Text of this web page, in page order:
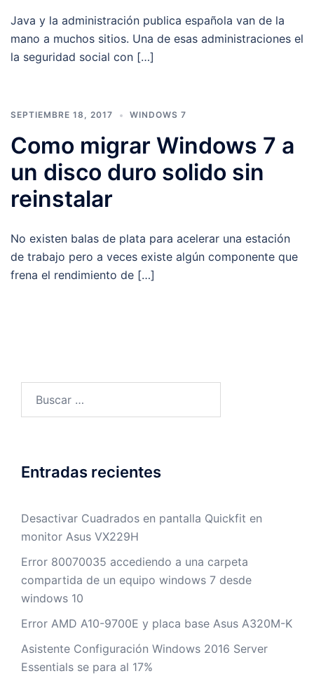
Java y la administración publica española van de la
mano a muchos sitios. Una de esas administraciones el
la seguridad social con […]
SEPTIEMBRE 18, 2017 WINDOWS 7
Como migrar Windows 7 a
un disco duro solido sin
reinstalar
No existen balas de plata para acelerar una estación
de trabajo pero a veces existe algún componente que
frena el rendimiento de […]
Entradas recientes
Desactivar Cuadrados en pantalla Quickfit en
monitor Asus VX229H
Error 80070035 accediendo a una carpeta
compartida de un equipo windows 7 desde
windows 10
Error AMD A10-9700E y placa base Asus A320M-K
Asistente Configuración Windows 2016 Server
Essentials se para al 17%